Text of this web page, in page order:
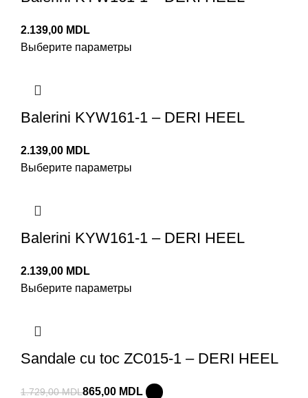
MDL
Выберите параметры
Balerini KYW161-1 – DERI HEEL
MDL
Выберите параметры
Balerini KYW161-1 – DERI HEEL
MDL
Выберите параметры
Sandale cu toc ZC015-1 – DERI HEEL
1.729,00MDL865,00 MDL